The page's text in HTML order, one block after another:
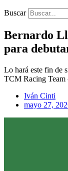
Buscar
Bernardo
para
Lo hará este fin de
TCM Racing Team
Iván Cinti
mayo 27,